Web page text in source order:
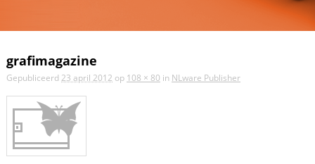
grafimagazine
Gepubliceerd 23 april 2012 op 108 × 80 in NLware Publisher